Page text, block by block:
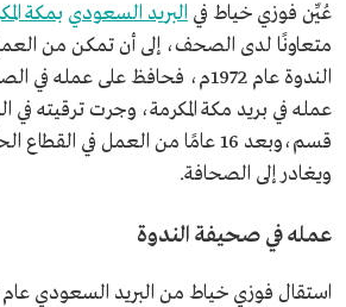
عُيِّن فوزي خياط في البريد السعودي بمكة
متعاونًا لدى الصحف، إلى أن تمكن من
الندوة عام 1972م، فحافظ على عمله
عمله في بريد مكة المكرمة، وجرت ترقيته في
قسم،وبعد 16 عامًا من العمل في
ويغادر إلى الصحافة.
عمله في صحيفة الندوة